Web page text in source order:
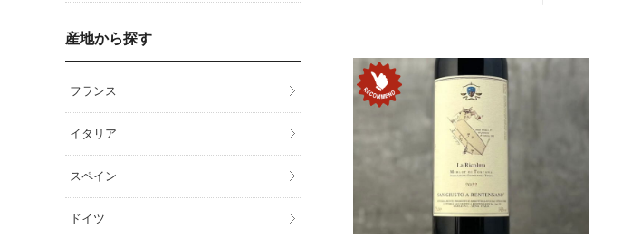
産地から探す
フランス
イタリア
スペイン
ドイツ